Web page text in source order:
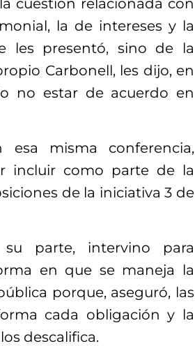
cuestión relacionada con
la de intereses y la
les presentó, sino de la
Carbonell, les dijo, en
no estar de acuerdo en
misma conferencia,
incluir como parte de la
de la iniciativa 3 de
parte, intervino para
en que se maneja la
porque, aseguró, las
cada obligación y la
descalifica.